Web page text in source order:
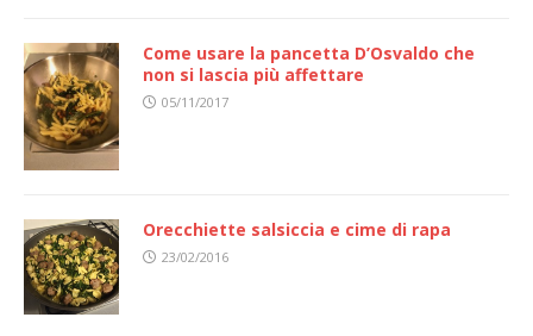
Come usare la pancetta D’Osvaldo che
non si lascia più affettare
05/11/2017
Orecchiette salsiccia e cime di rapa
23/02/2016